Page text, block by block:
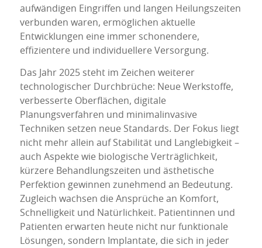
aufwändigen Eingriffen und langen Heilungszeiten
verbunden waren, ermöglichen aktuelle
Entwicklungen eine immer schonendere,
effizientere und individuellere Versorgung.
Das Jahr 2025 steht im Zeichen weiterer
technologischer Durchbrüche: Neue Werkstoffe,
verbesserte Oberflächen, digitale
Planungsverfahren und minimalinvasive
Techniken setzen neue Standards. Der Fokus liegt
nicht mehr allein auf Stabilität und Langlebigkeit –
auch Aspekte wie biologische Verträglichkeit,
kürzere Behandlungszeiten und ästhetische
Perfektion gewinnen zunehmend an Bedeutung.
Zugleich wachsen die Ansprüche an Komfort,
Schnelligkeit und Natürlichkeit. Patientinnen und
Patienten erwarten heute nicht nur funktionale
Lösungen, sondern Implantate, die sich in jeder